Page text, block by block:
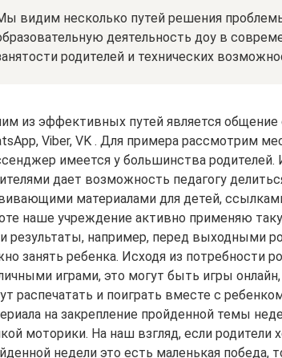
видим несколько путей решения
деятельность доу в
родителей и технических
из эффективных путей является
Viber, VK . Для примера рассмотрим
имеется у большинства родителей.
дает возможность педагогу
материалами для детей,
наше учреждение активно применяю
результаты, например, перед выходными
занять ребенка. Исходя из потребности
играми, это могут быть игры
распечатать и поиграть вместе с
на закрепление пройденной темы
моторики. На наш взгляд, если родители
недели это есть маленькая